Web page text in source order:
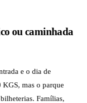
ou caminhada
e o dia de
mas o parque
Famílias,